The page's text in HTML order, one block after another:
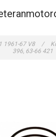
1961-67 V8 /
396, 63-66 421